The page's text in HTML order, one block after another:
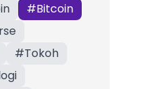
#Bitcoin
#Tokoh